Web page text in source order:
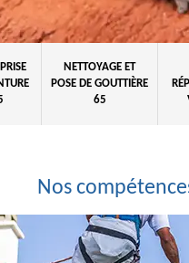
NETTOYAGE ET
POSE DE GOUTTIÈRE
65
Nos